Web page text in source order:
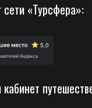
сети «Турсфера»: